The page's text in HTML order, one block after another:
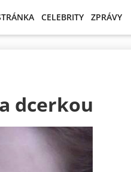
CELEBRITY ZPRÁVY
dcerkou